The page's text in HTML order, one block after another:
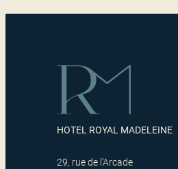
HOTEL ROYAL MADELEINE
29, rue de l’Arcade